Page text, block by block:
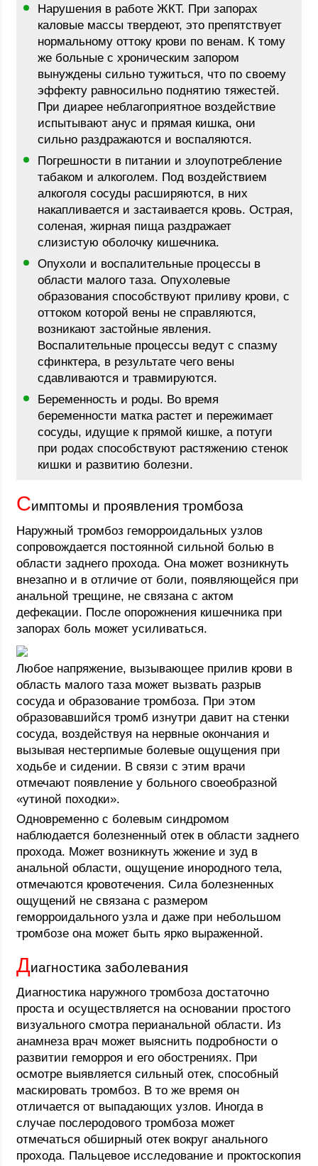
Нарушения в работе ЖКТ. При запорах
каловые массы твердеют, это препятствует
нормальному оттоку крови по венам. К тому
же больные с хроническим запором
вынуждены сильно тужиться, что по своему
эффекту равносильно поднятию тяжестей.
При диарее неблагоприятное воздействие
испытывают анус и прямая кишка, они
сильно раздражаются и воспаляются.
Погрешности в питании и злоупотребление
табаком и алкоголем. Под воздействием
алкоголя сосуды расширяются, в них
накапливается и застаивается кровь. Острая,
соленая, жирная пища раздражает
слизистую оболочку кишечника.
Опухоли и воспалительные процессы в
области малого таза. Опухолевые
образования способствуют приливу крови, с
оттоком которой вены не справляются,
возникают застойные явления.
Воспалительные процессы ведут с спазму
сфинктера, в результате чего вены
сдавливаются и травмируются.
Беременность и роды. Во время
беременности матка растет и пережимает
сосуды, идущие к прямой кишке, а потуги
при родах способствуют растяжению стенок
кишки и развитию болезни.
Симптомы и проявления тромбоза
Наружный тромбоз геморроидальных узлов
сопровождается постоянной сильной болью в
области заднего прохода. Она может возникнуть
внезапно и в отличие от боли, появляющейся при
анальной трещине, не связана с актом
дефекации. После опорожнения кишечника при
запорах боль может усиливаться.
Любое напряжение, вызывающее прилив крови в
область малого таза может вызвать разрыв
сосуда и образование тромбоза. При этом
образовавшийся тромб изнутри давит на стенки
сосуда, воздействуя на нервные окончания и
вызывая нестерпимые болевые ощущения при
ходьбе и сидении. В связи с этим врачи
отмечают появление у больного своеобразной
«утиной походки».
Одновременно с болевым синдромом
наблюдается болезненный отек в области заднего
прохода. Может возникнуть жжение и зуд в
анальной области, ощущение инородного тела,
отмечаются кровотечения. Сила болезненных
ощущений не связана с размером
геморроидального узла и даже при небольшом
тромбозе она может быть ярко выраженной.
Диагностика заболевания
Диагностика наружного тромбоза достаточно
проста и осуществляется на основании простого
визуального смотра перианальной области. Из
анамнеза врач может выяснить подробности о
развитии геморроя и его обострениях. При
осмотре выявляется сильный отек, способный
маскировать тромбоз. В то же время он
отличается от выпадающих узлов. Иногда в
случае послеродового тромбоза может
отмечаться обширный отек вокруг анального
прохода. Пальцевое исследование и проктоскопия